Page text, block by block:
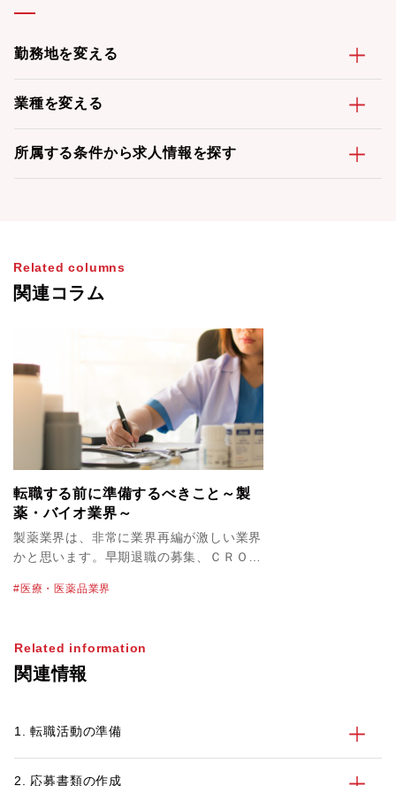
勤務地を変える
業種を変える
所属する条件から求人情報を探す
Related columns
関連コラム
転職する前に準備するべきこと～製
薬・バイオ業界～
製薬業界は、非常に業界再編が激しい業界
かと思います。早期退職の募集、ＣＲＯの
かけても多くのニュースがありました。同
がら柔軟に経験値を積んでいく必要がある
と思っています。 パソナでは、積極的に
求職者の方々皆様に合った情報提供や求人
医療・医薬品業界
Related information
関連情報
1. 転職活動の準備
2. 応募書類の作成